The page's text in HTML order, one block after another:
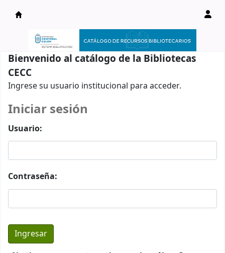
Catálogo en línea
Bienvenido al catálogo de la Bibliotecas
CECC
Ingrese su usuario institucional para acceder.
Iniciar sesión
Usuario:
Contraseña: